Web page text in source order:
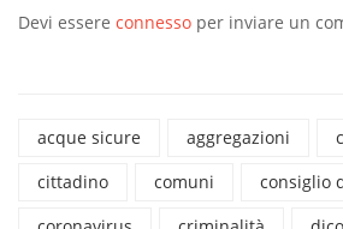
Devi essere connesso per inviare un
acque sicure aggregazioni
cittadino
comuni
consiglio